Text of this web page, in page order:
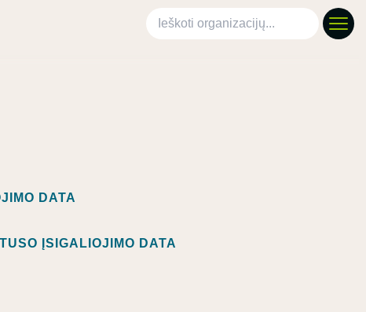
Ieškoti organizacijų
DATA
ĮSIGALIOJIMO DATA